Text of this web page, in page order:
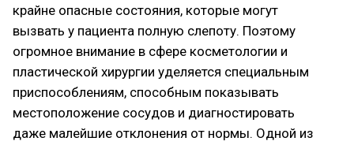
крайне опасные состояния, которые могут
вызвать у пациента полную слепоту. Поэтому
огромное внимание в сфере косметологии и
пластической хирургии уделяется специальным
приспособлениям, способным показывать
местоположение сосудов и диагностировать
даже малейшие отклонения от нормы. Одной из